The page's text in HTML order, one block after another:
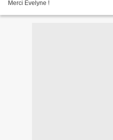
Merci Evelyne !